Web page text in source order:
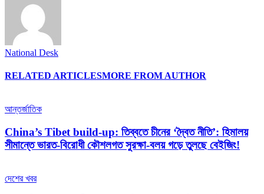
National Desk
RELATED ARTICLESMORE FROM AUTHOR
আন্তর্জাতিক
China’s Tibet build-up: তিব্বতে চীনের ‘দ্বৈত নীতি’: হিমালয়
সীমান্তে ভারত-বিরোধী কৌশলগত সুরক্ষা-বলয় গড়ে তুলছে বেইজিং!
দেশের খবর